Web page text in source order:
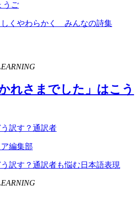
うご
しくやわらかく みんなの詩集
れさまでした」はこう
訳す？通訳者
編集部
訳す？通訳者も悩む日本語表現